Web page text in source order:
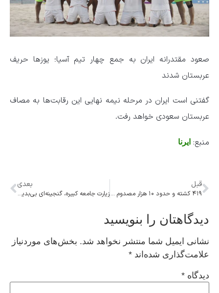
صعود مقتدرانه ایران به جمع چهار تیم آسیا؛ یوز‌ها حریف
عربستان شدند
گفتنی است ایران در مرحله نیمه نهایی این رقابت‌ها به مصاف
عربستان سعودی خواهد رفت.
منبع: ایرنا
قبل
۴۱۹ کشته و حدود ۱۰ هزار مصدوم حوادث ترافیکی در سفر‌های نوروزی
بعدی
زیارت جامعه کبیره، گنجینه‌ای بی‌بدیل در مسیر امام‌شناسی
دیدگاهتان را بنویسید
نشانی ایمیل شما منتشر نخواهد شد. بخش‌های موردنیاز
علامت‌گذاری شده‌اند *
دیدگاه *